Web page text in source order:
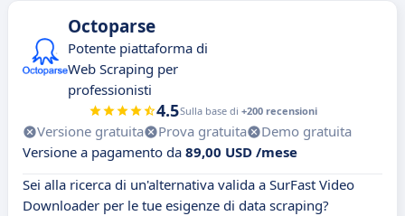
Octoparse
Potente piattaforma di
Web Scraping per
professionisti
4.5Sulla base di +200 recensioni
Versione gratuita Prova gratuita
Demo gratuita
Versione a pagamento da 89,00 USD /mese
Sei alla ricerca di un'alternativa valida a SurFast Video
Downloader per le tue esigenze di data scraping?